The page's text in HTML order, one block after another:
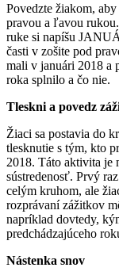
Povedzte žiakom,
pravou a ľavou
ruke si napíšu
časti v zošite pod
mali v januári 2018 a
roka splnilo a čo nie.
Tleskni a povedz
Žiaci sa postavia do
tlesknutie s tým, kto
2018. Táto aktivita je
sústredenosť. Prvý
celým kruhom, ale
rozprávaní zážitkov
napríklad dovtedy,
predchádzajúceho
Nástenka snov